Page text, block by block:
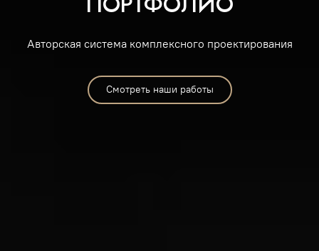
Авторская система комплексного проектирования
Смотреть наши работы